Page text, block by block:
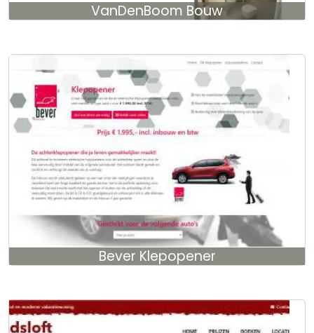
VanDenBoom Bouw
Bever Klepopener